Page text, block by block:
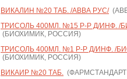
ВИКАЛИН №20 ТАБ. /АВВА РУС/
ТРИСОЛЬ 400МЛ. №15 Р-Р Д/ИНФ. /
(БИОХИМИК, РОССИЯ)
ТРИСОЛЬ 400МЛ. №1 Р-Р Д/ИНФ. /
(БИОХИМИК, РОССИЯ)
ВИКАИР №20 ТАБ.